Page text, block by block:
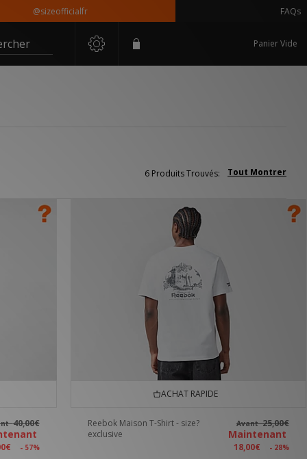
@sizeofficialfr FAQs
Panier Vide
Tout Montrer
6 Produits Trouvés:
40,00€
- 57%
ACHAT RAPIDE
Reebok Maison T-Shirt - size?
exclusive
Avant25,00€
Maintenant
18,00€ - 28%